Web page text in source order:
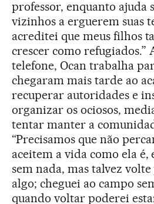
professor, enquanto ajuda
vizinhos a erguerem suas
acreditei que meus filhos
crescer como refugiados.”
telefone, Ocan trabalha
chegaram mais tarde ao
recuperar autoridades e
organizar os ociosos,
tentar manter a
“Precisamos que não
aceitem a vida como ela é,
sem nada, mas talvez volte
algo; cheguei ao campo
quando voltar poderei